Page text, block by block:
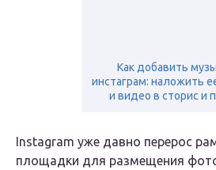
Как добавить
инстаграм: наложить
и видео в сторис и
Instagram уже давно перерос
площадки для размещения